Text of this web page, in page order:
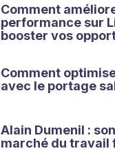
Comment
performance sur
booster vos
Comment
avec le portage
Alain Dumenil :
marché du travail